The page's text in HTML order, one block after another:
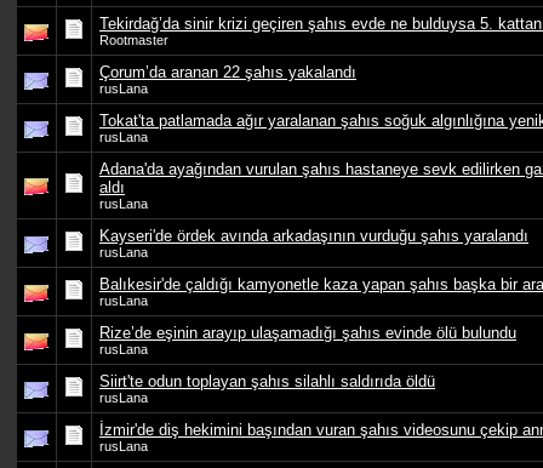
Tekirdağ’da sinir krizi geçiren şahıs evde ne bulduysa 5. kattan
Rootmaster
Çorum’da aranan 22 şahıs yakalandı
rusLana
Tokat'ta patlamada ağır yaralanan şahıs soğuk algınlığına
rusLana
Adana'da ayağından vurulan şahıs hastaneye sevk edilirken
aldı
rusLana
Kayseri'de ördek avında arkadaşının vurduğu şahıs yaralandı
rusLana
Balıkesir'de çaldığı kamyonetle kaza yapan şahıs başka bir
rusLana
Rize’de eşinin arayıp ulaşamadığı şahıs evinde ölü bulundu
rusLana
Siirt'te odun toplayan şahıs silahlı saldırıda öldü
rusLana
İzmir'de diş hekimini başından vuran şahıs videosunu çekip
rusLana